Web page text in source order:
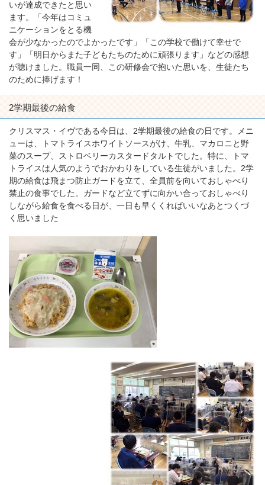
いが達成できたと思い
ます。「今年はコミュ
ニケーションをとる機
会が少なかったのでよかったです」「この学校で働けて幸せで
す」「明日からまた子どもたちのために頑張ります」などの感想
が聴けました。職員一同、この研修会で抱いた思いを、生徒たち
のために捧げます！
2学期最後の給食
クリスマス・イヴである今日は、2学期最後の給食の日です。メニ
ューは、トマトライスホワイトソースがけ、牛乳、マカロニと野
菜のスープ、ストロベリーカスタードタルトでした。特に、トマ
トライスは人気のようでおかわりをしている生徒がいました。2学
期の給食は飛まつ防止ガードを立て、全員前を向いておしゃべり
禁止の食事でした。ガードなど立てずに向かい合っておしゃべり
しながら給食を食べる日が、一日も早くくればいいなあとつくづ
く思いました